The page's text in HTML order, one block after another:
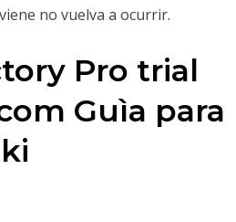
no vuelva a ocurrir.
Pro trial
Guìa para